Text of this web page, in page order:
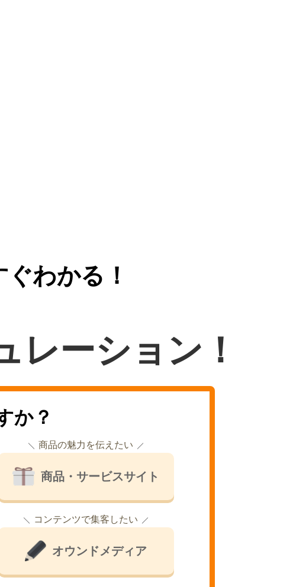
わかる！
レーション！
か？
商品の魅力を伝えたい
商品・サービスサイト
コンテンツで集客したい
オウンドメディア